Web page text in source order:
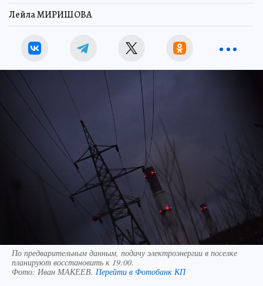
Лейла МИРИШОВА
По предварительным данным, подачу электроэнергии в поселке
планируют восстановить к 19:00.
Фото: Иван МАКЕЕВ. Перейти в Фотобанк КП